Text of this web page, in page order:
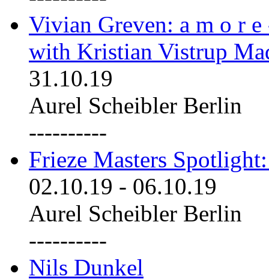
Vivian Greven: a m o r
with Kristian Vistrup
31.10.19
Aurel Scheibler Berlin
----------
Frieze Masters
02.10.19 - 06.10.19
Aurel Scheibler Berlin
----------
Nils Dunkel